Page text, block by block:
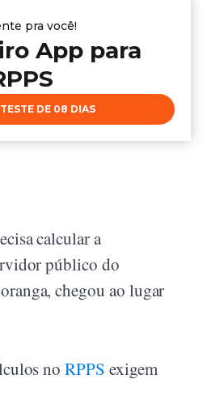
pra você!
App para
DE 08 DIAS
calcular a
público do
chegou ao lugar
noRPPS exigem